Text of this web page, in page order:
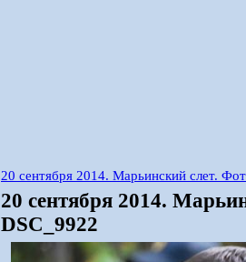
20 сентября 2014. Марьинский слет.
20 сентября 2014.
DSC_9922